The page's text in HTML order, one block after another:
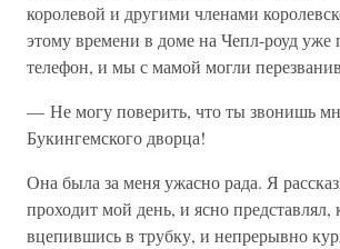
королевой и другими членами
этому времени в доме на Чепл-роуд уже
телефон, и мы с мамой могли
— Не могу поверить, что ты звонишь
Букингемского дворца!
Она была за меня ужасно рада. Я
проходит мой день, и ясно представлял,
вцепившись в трубку, и непрерывно